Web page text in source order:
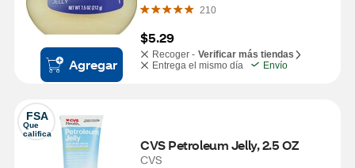
Agregar
210
$5.29
Recoger - Verificar más tiendas
Entrega el mismo día
Envío
FSA
Que
califica
CVS Petroleum Jelly, 2.5 OZ
CVS